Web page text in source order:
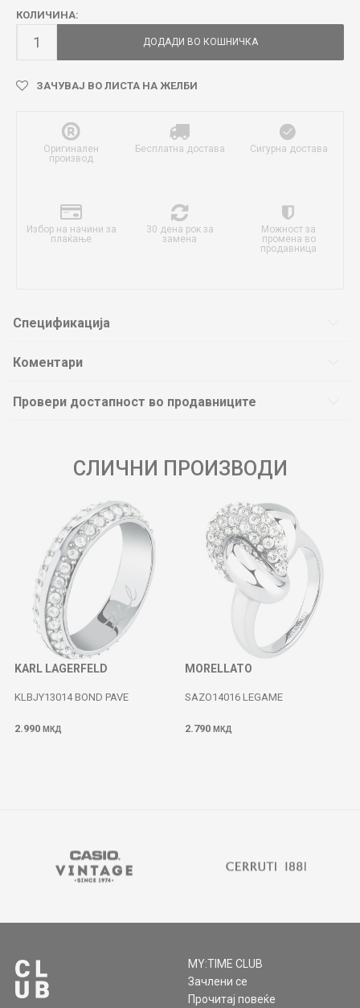
КОЛИЧИНА:
ДОДАДИ ВО КОШНИЧКА
ЗАЧУВАЈ ВО ЛИСТА НА ЖЕЛБИ
Оригинален
производ
Бесплатна достава Сигурна достава
Избор на начини за
плаќање
30 дена рок за
замена
Можност за
промена во
продавница
Спецификација
Коментари
Провери достапност во продавниците
СЛИЧНИ ПРОИЗВОДИ
KARL LAGERFELD
KLBJY13014 BOND PAVE
2.990 МКД
MORELLATO
SAZO14016 LEGAME
2.790 МКД
MY:TIME CLUB
Зачлени се
Прочитај повеќе